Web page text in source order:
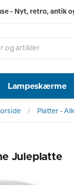
- Nyt, retro, antik
Lampeskærme
Platter -
Juleplatte